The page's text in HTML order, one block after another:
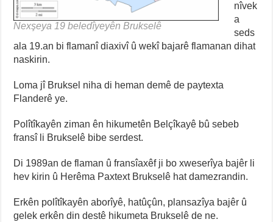
Nexşeya 19 beledîyeyên Brukselê
nîvek
a
seds
ala 19.an bi flamanî diaxivî û wekî bajarê flamanan dihat
naskirin.
Loma jî Bruksel niha di heman demê de paytexta
Flanderê ye.
Polîtîkayên ziman ên hikumetên Belçîkayê bû sebeb
fransî li Brukselê bibe serdest.
Di 1989an de flaman û fransîaxêf ji bo xweserîya bajêr li
hev kirin û Herêma Paxtext Brukselê hat damezrandin.
Erkên polîtîkayên aborîyê, hatûçûn, plansazîya bajêr û
gelek erkên din destê hikumeta Brukselê de ne.